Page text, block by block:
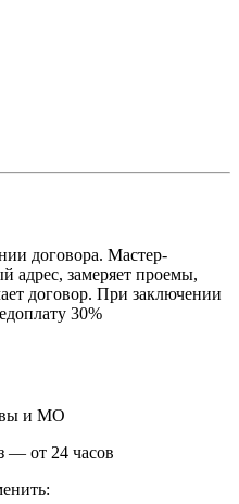
договора. Мастер-
адрес, замеряет проемы,
договор. При заключении
30%
и МО
— от 24 часов